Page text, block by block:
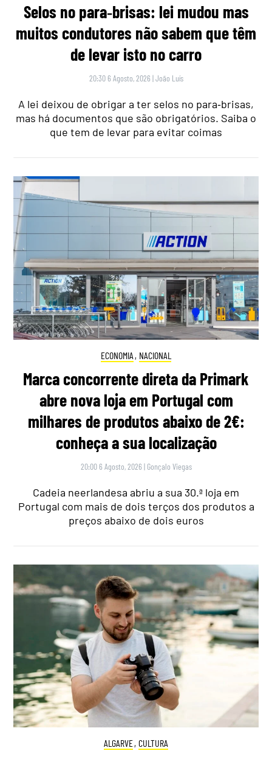
Selos no para‑brisas: lei mudou mas
muitos condutores não sabem que têm
de levar isto no carro
20:30 6 Agosto, 2026 |João Luís
A lei deixou de obrigar a ter selos no para‑brisas,
mas há documentos que são obrigatórios. Saiba o
que tem de levar para evitar coimas
ECONOMIA , NACIONAL
Marca concorrente direta da Primark
abre nova loja em Portugal com
milhares de produtos abaixo de 2€:
conheça a sua localização
20:00 6 Agosto, 2026 | Gonçalo Viegas
Cadeia neerlandesa abriu a sua 30.ª loja em
Portugal com mais de dois terços dos produtos a
preços abaixo de dois euros
ALGARVE, CULTURA